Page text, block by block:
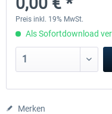
24,95 € *
Preis inkl. 19% MwSt.
Als Sofortdownload
Merken